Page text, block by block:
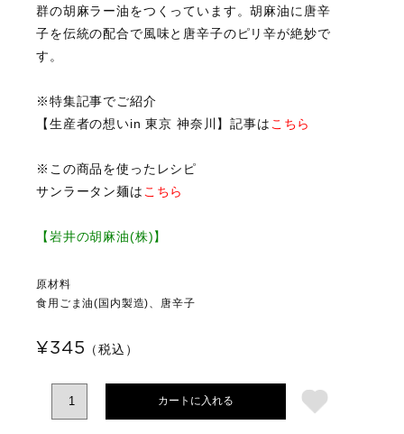
群の胡麻ラー油をつくっています。胡麻油に唐辛
子を伝統の配合で風味と唐辛子のピリ辛が絶妙で
す。
※特集記事でご紹介
【生産者の想いin 東京 神奈川】記事は こちら
※この商品を使ったレシピ
サンラータン麺は こちら
【岩井の胡麻油(株)】
原材料
食用ごま油(国内製造)、唐辛子
¥345 （税込）
カートに入れる